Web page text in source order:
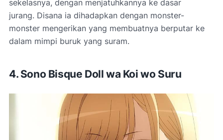
sekelasnya, dengan menjatuhkannya ke dasar
jurang. Disana ia dihadapkan dengan monster-
monster mengerikan yang membuatnya berputar ke
dalam mimpi buruk yang suram.
4. Sono Bisque Doll wa Koi wo Suru